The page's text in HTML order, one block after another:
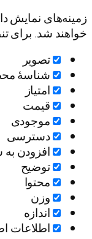
زمینه‌های نمایش
خواهند شد. برای
تصویر
شناسۀ
امتیاز
قيمت
موجودی
دسترسی
افزودن
توضیح
محتوا
وزن
اندازه
اطلاعات